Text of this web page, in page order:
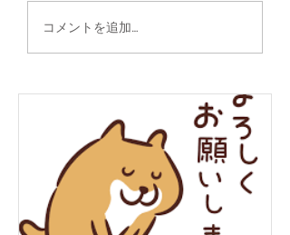
ネックストラップ/金武
町観光協会 様
コメントを追加…